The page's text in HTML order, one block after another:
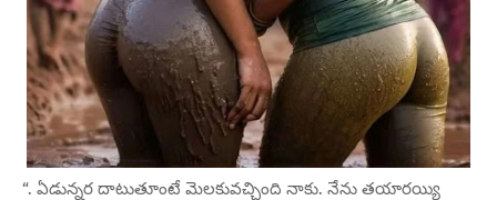
“. ఏడున్నర దాటుతూంటే మెలకువచ్చింది నాకు. నేను తయారయ్యి